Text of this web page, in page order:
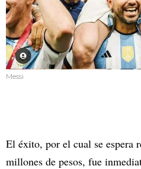
Messi
El éxito, por el cual se espera
millones de pesos, fue